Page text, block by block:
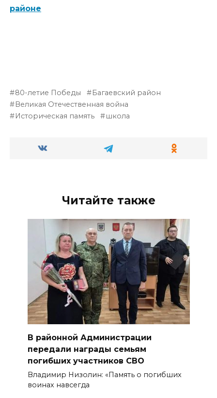
районе
80-летие Победы
Багаевский район
Великая Отечественная война
Историческая память
школа
Читайте также
В районной Администрации
передали награды семьям
погибших участников СВО
Владимир Низолин: «Память о погибших
воинах навсегда